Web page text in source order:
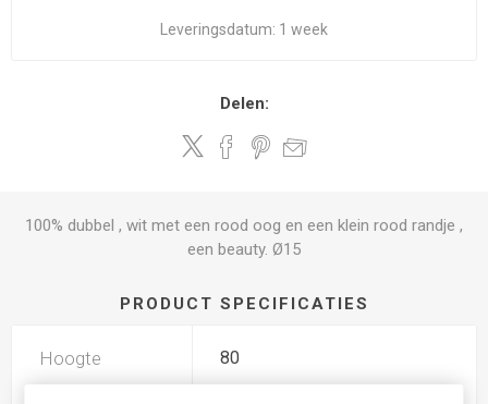
Leveringsdatum: 1 week
Delen:
100% dubbel , wit met een rood oog en een klein rood randje ,
een beauty. Ø15
PRODUCT SPECIFICATIES
Hoogte 80